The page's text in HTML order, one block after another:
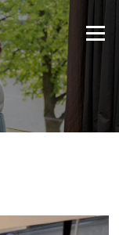
Valikko